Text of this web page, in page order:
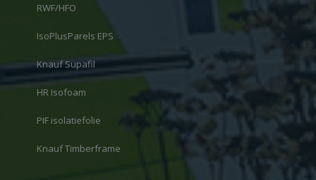
RWF/HFO
IsoPlusParels EPS
Knauf Supafil
HR Isofoam
PIF isolatiefolie
Knauf Timberframe